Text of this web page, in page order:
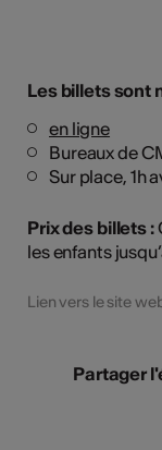
Les billets sont
en ligne
Bureaux de
Sur place, 1h
Prix des billets :
les enfants
Lien vers le site
Partager